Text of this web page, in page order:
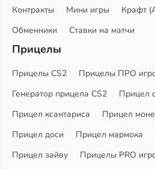
Контракты
Мини игры Крафт
Обменники
Ставки на матчи
Прицелы
Прицелы CS2
Прицелы ПРО
Генератор прицела CS2
Прицел
Прицел ксантариса
Прицел
Прицел доси
Прицел мармока
Прицел зайву
Прицелы PRO